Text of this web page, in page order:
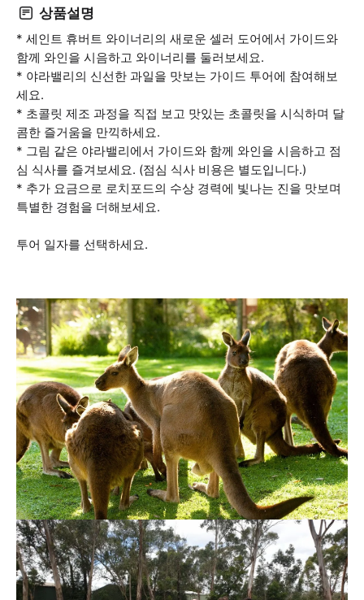
상품설명
* 세인트 휴버트 와이너리의 새로운 셀러 도어에서 가이드와
함께 와인을 시음하고 와이너리를 둘러보세요.
* 야라밸리의 신선한 과일을 맛보는 가이드 투어에 참여해보
세요.
* 초콜릿 제조 과정을 직접 보고 맛있는 초콜릿을 시식하며 달
콤한 즐거움을 만끽하세요.
* 그림 같은 야라밸리에서 가이드와 함께 와인을 시음하고 점
심 식사를 즐겨보세요. (점심 식사 비용은 별도입니다.)
* 추가 요금으로 로치포드의 수상 경력에 빛나는 진을 맛보며
특별한 경험을 더해보세요.
투어 일자를 선택하세요.